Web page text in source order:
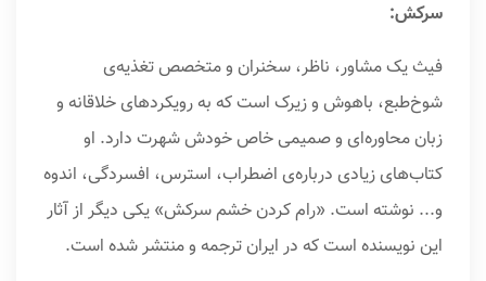
سرکش:
فیث یک مشاور، ناظر، سخنران و متخصص تغذیه‌ی
شوخ‌طبع، باهوش و زیرک است که به رویکردهای خلاقانه و
زبان محاوره‌ای و صمیمی خاص خودش شهرت دارد. او
کتاب‌های زیادی درباره‌ی اضطراب، استرس، افسردگی، اندوه
و... نوشته است. «رام کردن خشم سرکش» یکی دیگر از آثار
این نویسنده است که در ایران ترجمه و منتشر شده است.